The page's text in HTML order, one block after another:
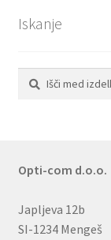
Iskanje
Išči:
Iskanje
Opti-com d.o.o.
Japljeva 12b
SI-1234 Mengeš